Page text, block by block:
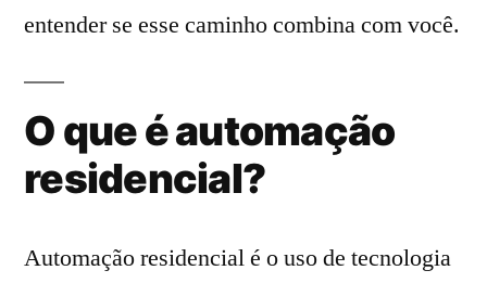
entender se esse caminho combina com você.
O que é automação
residencial?
Automação residencial é o uso de tecnologia